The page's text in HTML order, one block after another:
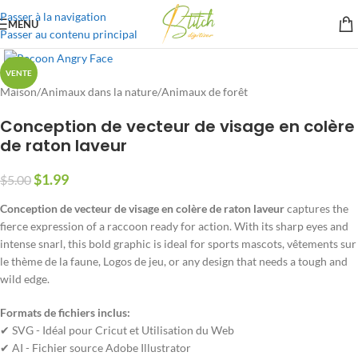
Passer à la navigation
Passer au contenu principal
MENU
VENTE
Maison/Animaux dans la nature/Animaux de forêt
Conception de vecteur de visage en colère
de raton laveur
$5.00$1.99
Conception de vecteur de visage en colère de raton laveurcaptures the
fierce expression of a raccoon ready for action.With its sharp eyes and
intense snarl,this bold graphic is ideal for sports mascots, vêtements sur
le thème de la faune, Logos de jeu,or any design that needs a tough and
wild edge.
Formats de fichiers inclus:
✔ SVG - Idéal pour Cricut et Utilisation du Web
✔ AI - Fichier source Adobe Illustrator